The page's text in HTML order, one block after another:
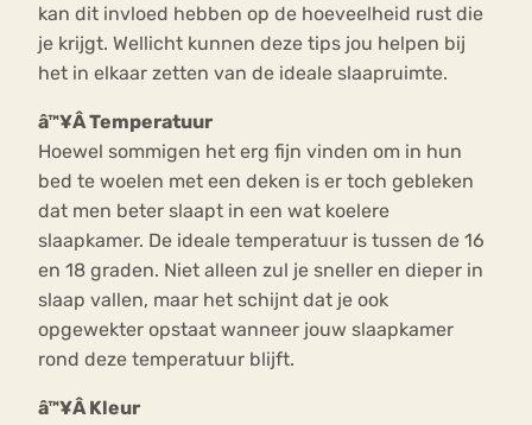
kan dit invloed hebben op de hoeveelheid rust die
je krijgt. Wellicht kunnen deze tips jou helpen bij
het in elkaar zetten van de ideale slaapruimte.
â™¥ÂTemperatuur
Hoewel sommigen het erg fijn vinden om in hun
bed te woelen met een deken is er toch gebleken
dat men beter slaapt in een wat koelere
slaapkamer. De ideale temperatuur is tussen de 16
en 18 graden. Niet alleen zul je sneller en dieper in
slaap vallen, maar het schijnt dat je ook
opgewekter opstaat wanneer jouw slaapkamer
rond deze temperatuur blijft.
â™¥Â Kleur